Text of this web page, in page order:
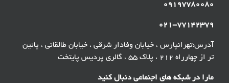
۰۹۱۹۷۷۸۰۰۸۰
۰۲۱-۷۷۱۴۲۳۷۹
آدرس:تهرانپارس ، خیابان وفادار شرقی ، خیابان طالقانی ، پائین
تر از چهارراه ۲۱۲ ، پلاک ۵۵ ، گالری پردیس پایتخت
مارا در شبکه های اجنماعی دنبال کنید